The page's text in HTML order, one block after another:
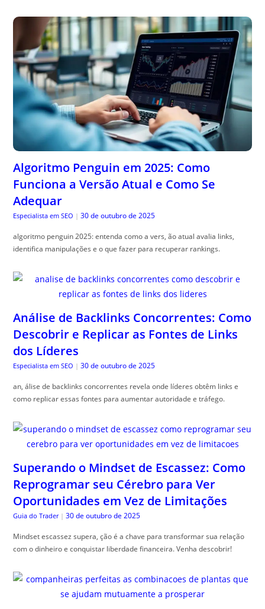
Algoritmo Penguin em 2025: Como
Funciona a Versão Atual e Como Se
Adequar
Especialista em SEO | 30 de outubro de 2025
algoritmo penguin 2025: entenda como a vers, ão atual avalia links,
identifica manipulações e o que fazer para recuperar rankings.
Análise de Backlinks Concorrentes: Como
Descobrir e Replicar as Fontes de Links
dos Líderes
Especialista em SEO | 30 de outubro de 2025
an, álise de backlinks concorrentes revela onde líderes obtêm links e
como replicar essas fontes para aumentar autoridade e tráfego.
Superando o Mindset de Escassez: Como
Reprogramar seu Cérebro para Ver
Oportunidades em Vez de Limitações
Guia do Trader | 30 de outubro de 2025
Mindset escassez supera, ção é a chave para transformar sua relação
com o dinheiro e conquistar liberdade financeira. Venha descobrir!